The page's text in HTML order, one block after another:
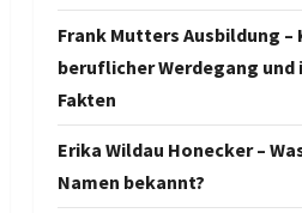
Frank Mutters Ausbildung –
beruflicher Werdegang
Fakten
Erika Wildau Honecker –
Namen bekannt?